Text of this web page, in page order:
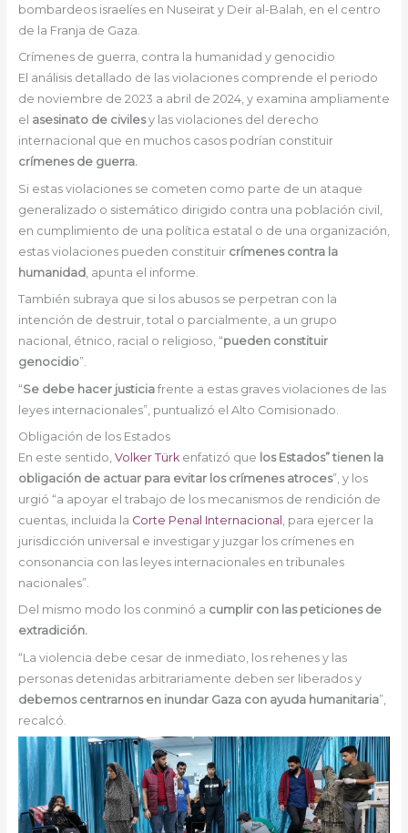
bombardeos israelíes en Nuseirat y Deir al-Balah, en el centro
de la Franja de Gaza.
Crímenes de guerra, contra la humanidad y genocidio
El análisis detallado de las violaciones comprende el periodo
de noviembre de 2023 a abril de 2024, y examina ampliamente
el asesinato de civilesy las violaciones del derecho
internacional que en muchos casos podrían constituir
crímenes de guerra.
Si estas violaciones se cometen como parte de un ataque
generalizado o sistemático dirigido contra una población civil,
en cumplimiento de una política estatal o de una organización,
estas violaciones pueden constituir crímenes contra la
humanidad, apunta el informe.
También subraya que si los abusos se perpetran con la
intención de destruir, total o parcialmente, a un grupo
nacional, étnico, racial o religioso, “pueden constituir
genocidio”.
“Se debe hacer justicia frente a estas graves violaciones de las
leyes internacionales”, puntualizó el Alto Comisionado.
Obligación de los Estados
En este sentido, Volker Türk enfatizó que los Estados” tienen la
obligación de actuar para evitar los crímenes atroces”, y los
urgió “a apoyar el trabajo de los mecanismos de rendición de
cuentas, incluida la Corte Penal Internacional
, para ejercer la
jurisdicción universal e investigar y juzgar los crímenes en
consonancia con las leyes internacionales en tribunales
nacionales”.
Del mismo modo los conminó a cumplir con las peticiones de
extradición.
“La violencia debe cesar de inmediato, los rehenes y las
personas detenidas arbitrariamente deben ser liberados y
debemos centrarnos en inundar Gaza con ayuda humanitaria”,
recalcó.